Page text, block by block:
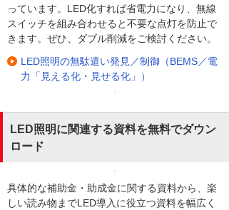
っています。LED化すれば省電力になり、無線
スイッチを組み合わせると不要な点灯を防止で
きます。ぜひ、ダブル削減をご検討ください。
LED照明の無駄遣い発見／制御（BEMS／電
力「見える化・見せる化」）
LED照明に関連する資料を無料でダウン
ロード
具体的な補助金・助成金に関する資料から、楽
しい読み物までLED導入に役立つ資料を幅広く